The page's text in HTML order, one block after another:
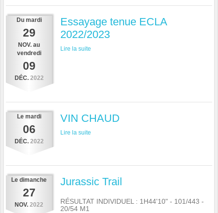
Du mardi
29
NOV. au
vendredi
09
DÉC. 2022
Essayage tenue ECLA
2022/2023
Lire la suite
Le mardi
06
DÉC. 2022
VIN CHAUD
Lire la suite
Le dimanche
27
NOV. 2022
Jurassic Trail
RÉSULTAT INDIVIDUEL : 1H44'10" - 101/443 -
20/54 M1